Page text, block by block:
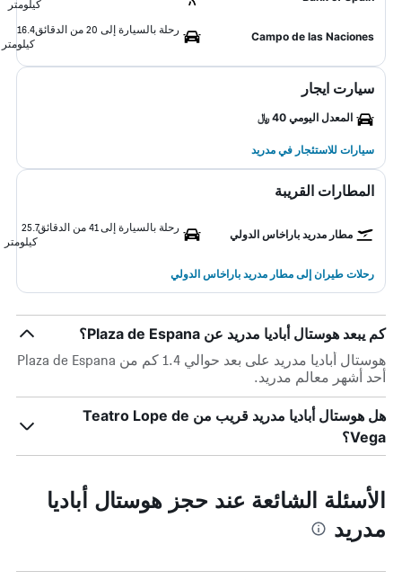
كيلومتر
Campo de las Naciones
رحلة بالسيارة إلى 20 من الدقائق
16.4
كيلومتر
سيارت ايجار
المعدل اليومي 40 ﷼
سيارات للاستئجار في مدريد
المطارات القريبة
مطار مدريد باراخاس الدولي
رحلة بالسيارة إلى 41 من الدقائق
25.7
كيلومتر
رحلات طيران إلى مطار مدريد باراخاس الدولي
كم يبعد هوستال أباديا مدريد عن Plaza de Espana؟
هوستال أباديا مدريد على بعد حوالي 1.4 كم من Plaza de Espana
أحد أشهر معالم مدريد.
هل هوستال أباديا مدريد قريب من Teatro Lope de
Vega؟
الأسئلة الشائعة عند حجز هوستال أباديا
مدريد